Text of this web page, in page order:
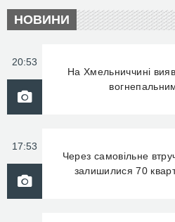
НОВИНИ
20:53
На Хмельниччині
17:53
Через самовільне
залишилися 70